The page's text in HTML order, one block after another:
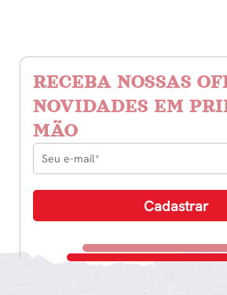
RECEBA NOSSAS
NOVIDADES EM
MÃO